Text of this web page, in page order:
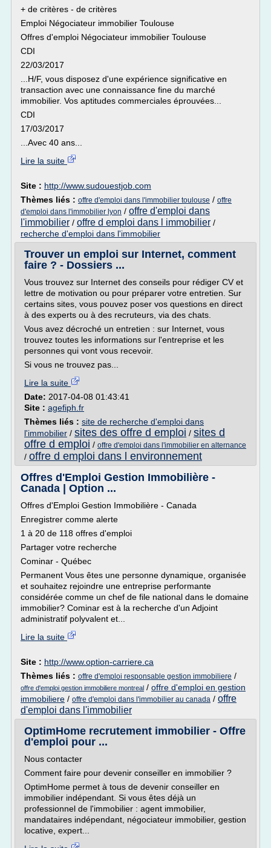
+ de critères - de critères
Emploi Négociateur immobilier Toulouse
Offres d'emploi Négociateur immobilier Toulouse
CDI
22/03/2017
...H/F, vous disposez d'une expérience significative en
transaction avec une connaissance fine du marché
immobilier. Vos aptitudes commerciales éprouvées...
CDI
17/03/2017
...Avec 40 ans...
Lire la suite
Site : http://www.sudouestjob.com
Thèmes liés : offre d'emploi dans l'immobilier toulouse / offre
d'emploi dans l'immobilier lyon / offre d'emploi dans
l'immobilier / offre d emploi dans l immobilier /
recherche d'emploi dans l'immobilier
Trouver un emploi sur Internet, comment
faire ? - Dossiers ...
Vous trouvez sur Internet des conseils pour rédiger CV et
lettre de motivation ou pour préparer votre entretien. Sur
certains sites, vous pouvez poser vos questions en direct
à des experts ou à des recruteurs, via des chats.
Vous avez décroché un entretien : sur Internet, vous
trouvez toutes les informations sur l'entreprise et les
personnes qui vont vous recevoir.
Si vous ne trouvez pas...
Lire la suite
Date: 2017-04-08 01:43:41
Site : agefiph.fr
Thèmes liés : site de recherche d'emploi dans
l'immobilier / sites des offre d emploi / sites d
offre d emploi / offre d'emploi dans l'immobilier en alternance
/ offre d emploi dans l environnement
Offres d'Emploi Gestion Immobilière -
Canada | Option ...
Offres d'Emploi Gestion Immobilière - Canada
Enregistrer comme alerte
1 à 20 de 118 offres d'emploi
Partager votre recherche
Cominar - Québec
Permanent Vous êtes une personne dynamique, organisée
et souhaitez rejoindre une entreprise performante
considérée comme un chef de file national dans le domaine
immobilier? Cominar est à la recherche d'un Adjoint
administratif polyvalent et...
Lire la suite
Site : http://www.option-carriere.ca
Thèmes liés : offre d'emploi responsable gestion immobiliere /
offre d'emploi gestion immobiliere montreal / offre d'emploi en gestion
immobiliere / offre d'emploi dans l'immobilier au canada / offre
d'emploi dans l'immobilier
OptimHome recrutement immobilier - Offre
d'emploi pour ...
Nous contacter
Comment faire pour devenir conseiller en immobilier ?
OptimHome permet à tous de devenir conseiller en
immobilier indépendant. Si vous êtes déjà un
professionnel de l'immobilier : agent immobilier,
mandataires indépendant, négociateur immobilier, gestion
locative, expert...